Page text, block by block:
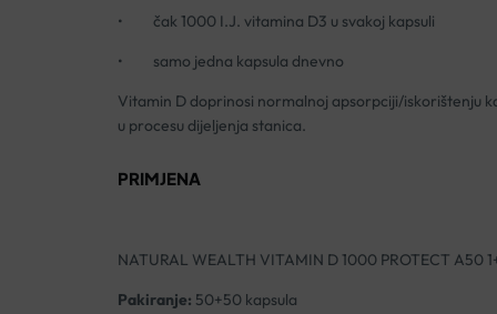
• čak 1000 I.J. vitamina D3 u svakoj kapsuli
• samo jedna kapsula dnevno
Vitamin D doprinosi normalnoj apsorpciji/iskorištenju
u procesu dijeljenja stanica.
PRIMJENA
NATURAL WEALTH VITAMIN D 1000 PROTECT A50
Pakiranje: 50+50 kapsula